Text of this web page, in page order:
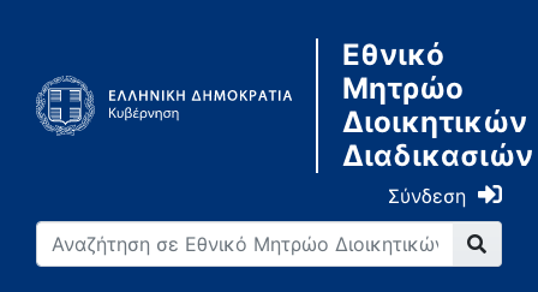
Εθνικό
Μητρώο
Διοικητικών
Διαδικασιών
Σύνδεση